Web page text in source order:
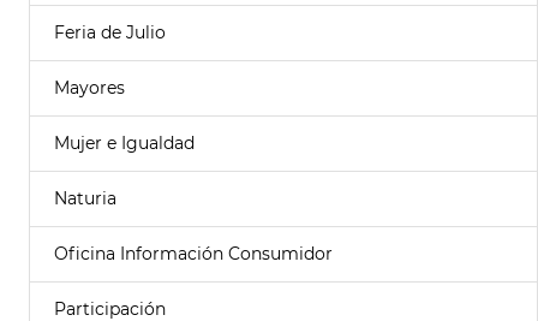
Feria de Julio
Mayores
Mujer e Igualdad
Naturia
Oficina Información Consumidor
Participación